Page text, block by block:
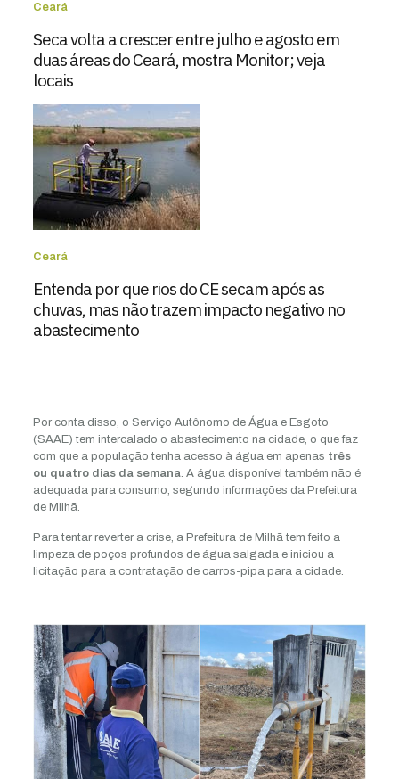
Ceará
Seca volta a crescer entre julho e agosto em
duas áreas do Ceará, mostra Monitor; veja
locais
Ceará
Entenda por que rios do CE secam após as
chuvas, mas não trazem impacto negativo no
abastecimento
Por conta disso, o Serviço Autônomo de Água e Esgoto
(SAAE) tem intercalado o abastecimento na cidade, o que faz
com que a população tenha acesso à água em apenas três
ou quatro dias da semana. A água disponível também não é
adequada para consumo, segundo informações da Prefeitura
de Milhã.
Para tentar reverter a crise, a Prefeitura de Milhã tem feito a
limpeza de poços profundos de água salgada e iniciou a
licitação para a contratação de carros-pipa para a cidade.